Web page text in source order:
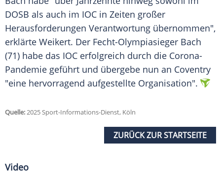
DOSB als auch im IOC in Zeiten großer
Herausforderungen Verantwortung übernommen",
erklärte Weikert. Der Fecht-Olympiasieger Bach
(71) habe das IOC erfolgreich durch die Corona-
Pandemie geführt und übergebe nun an Coventry
"eine hervorragend aufgestellte Organisation".
Quelle:2025 Sport-Informations-Dienst, Köln
ZURÜCK ZUR STARTSEITE
Video